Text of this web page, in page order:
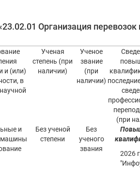
Организация перевозок
и (или)
в
Ученая
степень (при
наличии)
Ученое
звание
(при
наличии)
(при
и
Без ученой
степени
Без
ученого
звания
2026